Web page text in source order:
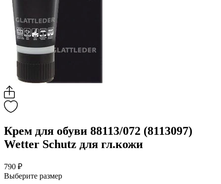
Крем для обуви 88113/072 (8113097)
Wetter Schutz для гл.кожи
790 ₽
Выберите размер